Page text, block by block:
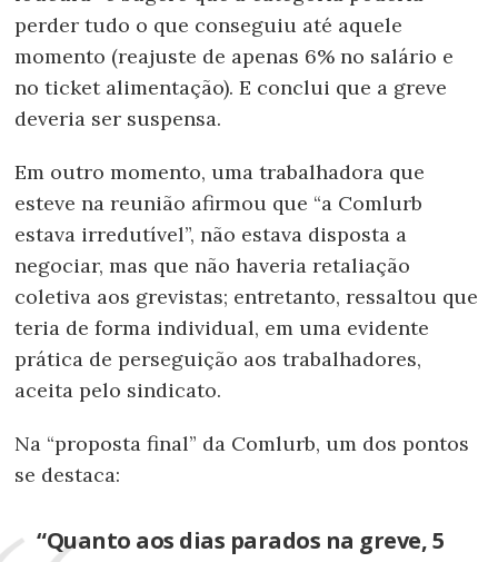
perder tudo o que conseguiu até aquele
momento (reajuste de apenas 6% no salário e
no ticket alimentação). E conclui que a greve
deveria ser suspensa.
Em outro momento, uma trabalhadora que
esteve na reunião afirmou que “a Comlurb
estava irredutível”, não estava disposta a
negociar, mas que não haveria retaliação
coletiva aos grevistas; entretanto, ressaltou que
teria de forma individual, em uma evidente
prática de perseguição aos trabalhadores,
aceita pelo sindicato.
Na “proposta final” da Comlurb, um dos pontos
se destaca:
“Quanto aos dias parados na greve, 5